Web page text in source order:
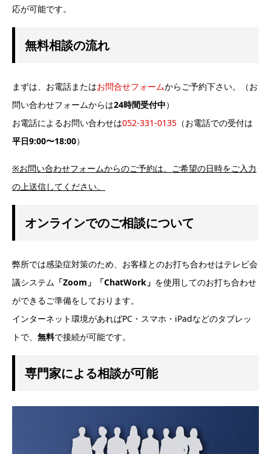
応が可能です。
無料相談の流れ
まずは、お電話またはお問合せフォームからご予約下さい。（お
問い合わせフォームからは24時間受付中）
お電話によるお問い合わせは052-331-0135 （お電話での受付は
平日9:00〜18:00）
※お問い合わせフォームからのご予約は、ご希望の日時をご入力
の上送信してください。
オンラインでのご相談について
弊所では感染症対策のため、お客様とのお打ち合わせはテレビ会
議システム 「Zoom」 「ChatWork」 を使用してのお打ち合わせ
ができるご準備をしております。
インターネット環境があればPC・スマホ・iPadなどのタブレッ
トで、 無料で接続が可能です。
専門家による相談が可能